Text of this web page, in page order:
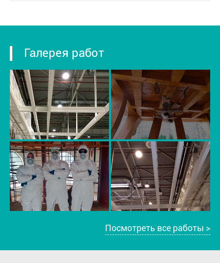
Галерея работ
Посмотреть все работы >